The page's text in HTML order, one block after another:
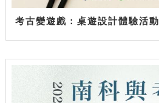
考古變遊戲：桌遊設計體驗活動